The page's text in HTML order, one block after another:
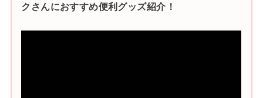
クさんにおすすめ便利グッズ紹介！